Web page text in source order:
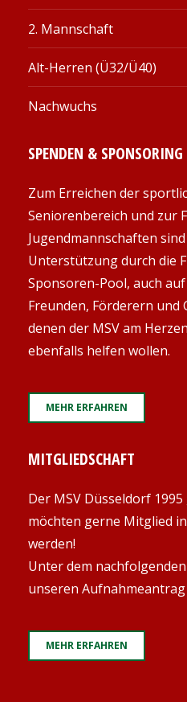
2. Mannschaft
Alt-Herren (Ü32/Ü40)
Nachwuchs
SPENDEN & SPONSORING
Zum Erreichen der
Seniorenbereich und zur
Jugendmannschaften
Unterstützung durch die
Sponsoren-Pool, auch
Freunden, Förderern und
denen der MSV am
ebenfalls helfen wollen.
MEHR ERFAHREN
MITGLIEDSCHAFT
Der MSV Düsseldorf
möchten gerne Mitglied
werden!
Unter dem
unseren Aufnahmeantrag
MEHR ERFAHREN